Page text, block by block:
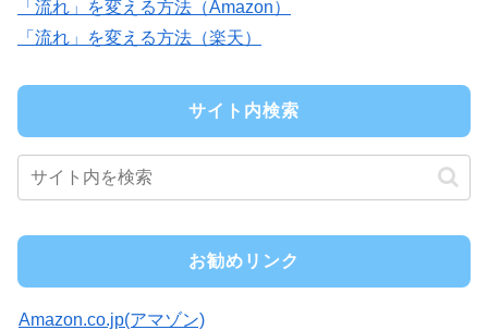
「流れ」を変える方法（Amazon）
「流れ」を変える方法（楽天）
サイト内検索
お勧めリンク
Amazon.co.jp(アマゾン)